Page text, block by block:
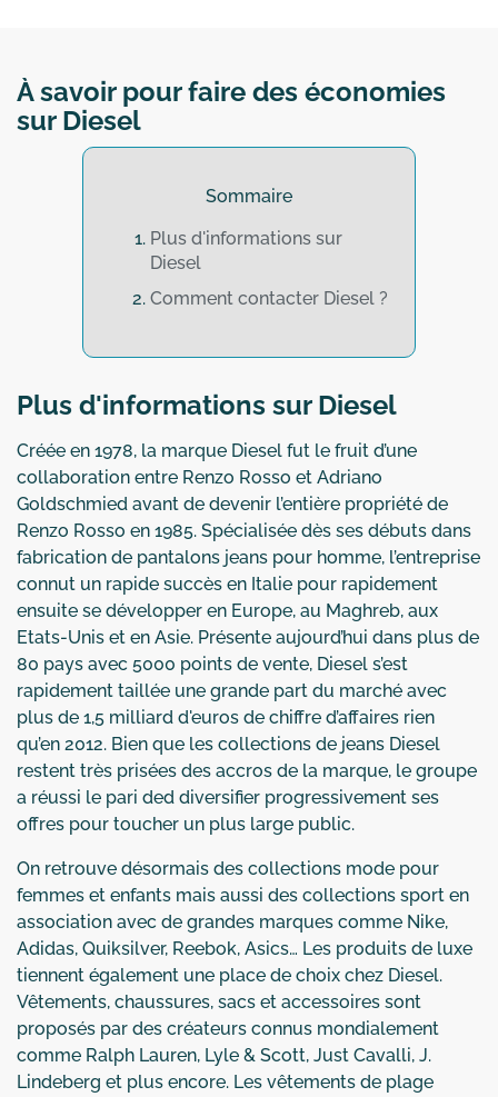
À savoir pour faire des économies
sur Diesel
Sommaire
Plus d'informations sur
Diesel
Comment contacter Diesel ?
Plus d'informations sur Diesel
Créée en 1978, la marque Diesel fut le fruit d’une
collaboration entre Renzo Rosso et Adriano
Goldschmied avant de devenir l’entière propriété de
Renzo Rosso en 1985. Spécialisée dès ses débuts dans
fabrication de pantalons jeans pour homme, l’entreprise
connut un rapide succès en Italie pour rapidement
ensuite se développer en Europe, au Maghreb, aux
Etats-Unis et en Asie. Présente aujourd’hui dans plus de
80 pays avec 5000 points de vente, Diesel s’est
rapidement taillée une grande part du marché avec
plus de 1,5 milliard d'euros de chiffre d’affaires rien
qu’en 2012. Bien que les collections de jeans Diesel
restent très prisées des accros de la marque, le groupe
a réussi le pari ded diversifier progressivement ses
offres pour toucher un plus large public.
On retrouve désormais des collections mode pour
femmes et enfants mais aussi des collections sport en
association avec de grandes marques comme Nike,
Adidas, Quiksilver, Reebok, Asics… Les produits de luxe
tiennent également une place de choix chez Diesel.
Vêtements, chaussures, sacs et accessoires sont
proposés par des créateurs connus mondialement
comme Ralph Lauren, Lyle & Scott, Just Cavalli, J.
Lindeberg et plus encore. Les vêtements de plage